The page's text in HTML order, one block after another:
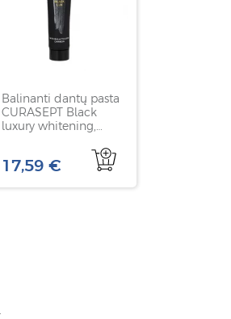
Balinanti dantų pasta
CURASEPT Black
luxury whitening,
17,59 €